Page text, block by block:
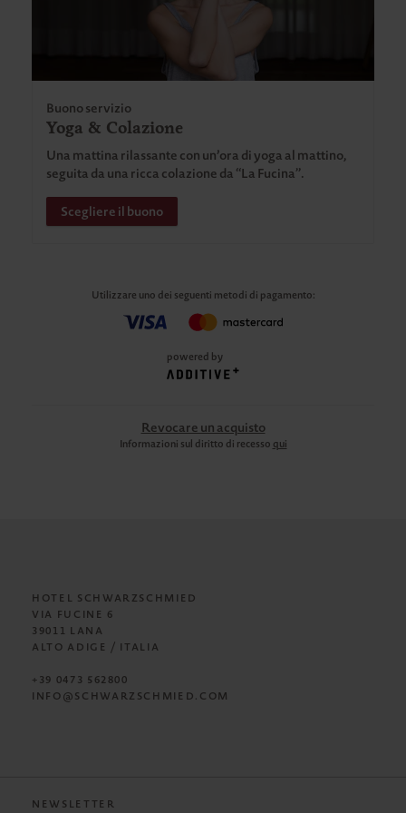
Buono servizio
Yoga & Colazione
Una mattina rilassante con un’ora di yoga al mattino,
seguita da una ricca colazione da “La Fucina”.
Scegliere il buono
Utilizzare uno dei seguenti metodi di pagamento:
powered by
Revocare un acquisto
Informazioni sul diritto di recesso qui
HOTEL SCHWARZSCHMIED
VIA FUCINE 6
39011 LANA
ALTO ADIGE / ITALIA
+39 0473 562800
INFO@SCHWARZSCHMIED.COM
NEWSLETTER